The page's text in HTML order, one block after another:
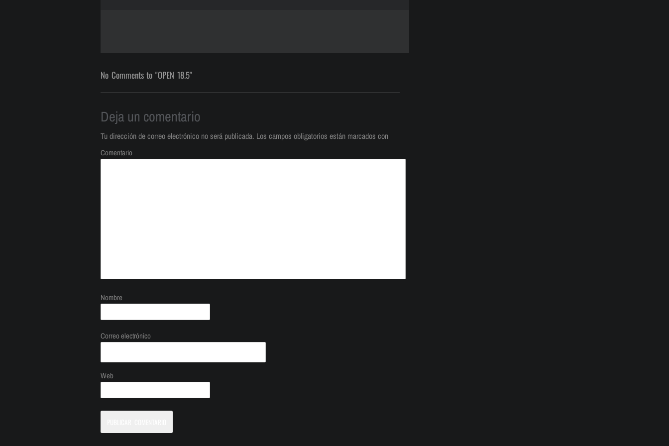
No Comments to "OPEN 18.5"
Deja un comentario
Tu dirección de correo electrónico no será publicada. Los campos obligatorios están marcados con
Comentario
Nombre
Correo electrónico
Web